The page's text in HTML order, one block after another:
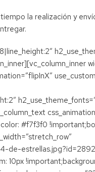
la realización y
#f7f3f0
de-
10px